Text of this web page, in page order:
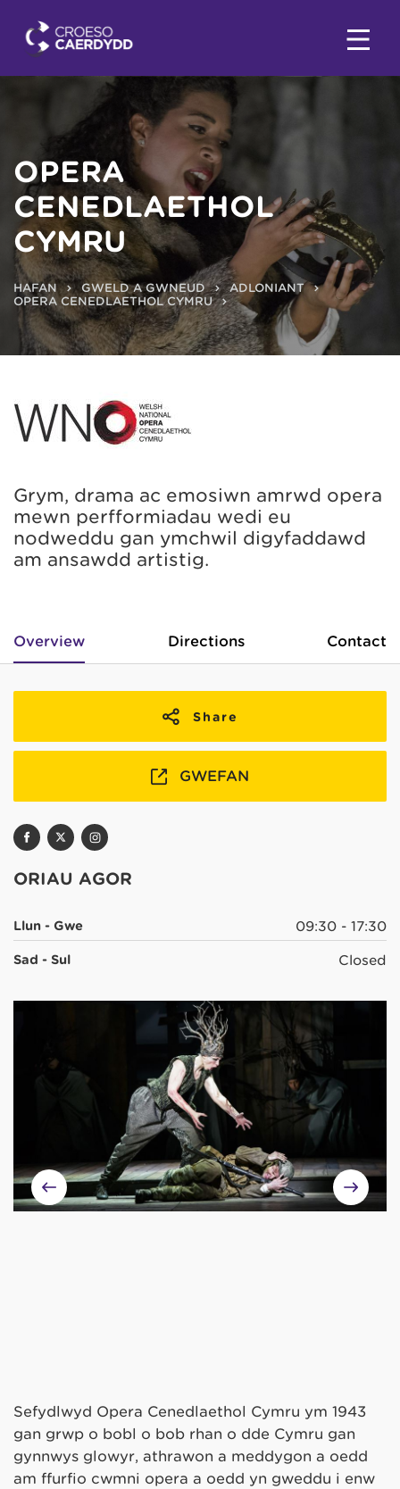
OPERA
CENEDLAETHOL
CYMRU
HAFAN GWELD A GWNEUD
ADLONIANT
OPERA CENEDLAETHOL CYMRU
Grym, drama ac emosiwn amrwd opera
mewn perfformiadau wedi eu
nodweddu gan ymchwil digyfaddawd
am ansawdd artistig.
Overview Directions Contact
Share
GWEFAN
ORIAU AGOR
Llun - Gwe 09:30 - 17:30
Sad - Sul Closed
Sefydlwyd Opera Cenedlaethol Cymru ym 1943
gan grŵp o bobl o bob rhan o dde Cymru gan
gynnwys glowyr, athrawon a meddygon a oedd
am ffurfio cwmni opera a oedd yn gweddu i enw